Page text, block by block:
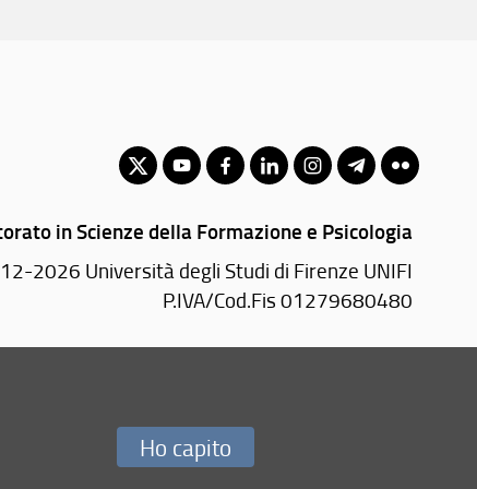
in Scienze della Formazione e Psicologia
2026 Università degli Studi di Firenze UNIFI
P.IVA/Cod.Fis 01279680480
PEC:forlilpsi(AT)pec.unifi.it
Ho capito